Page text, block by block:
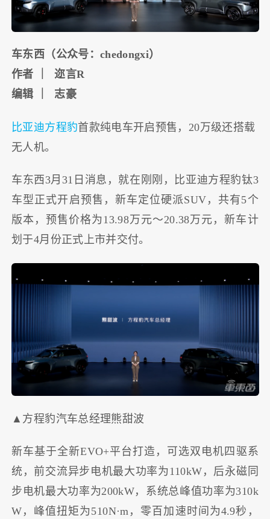
车东西（公众号：chedongxi）
作者 ｜ 迩言R
编辑 ｜ 志豪
比亚迪方程豹首款纯电车开启预售，20万级还搭载
无人机。
车东西3月31日消息，就在刚刚，比亚迪方程豹钛3
车型正式开启预售，新车定位硬派SUV，共有5个
版本，预售价格为13.98万元～20.38万元，新车计
划于4月份正式上市并交付。
▲方程豹汽车总经理熊甜波
新车基于全新EVO+平台打造，可选双电机四驱系
统，前交流异步电机最大功率为110kW，后永磁同
步电机最大功率为200kW，系统总峰值功率为310k
W，峰值扭矩为510N·m，零百加速时间为4.9秒，